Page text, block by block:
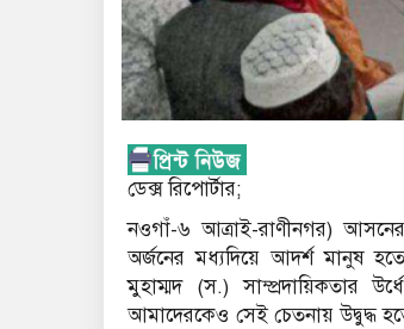
ডেক্স রি‌পোর্টার;
নওগাঁ-৬ আত্রাই-রাণীনগর)
অর্জনের মধ্যদিয়ে আদর্শ মানুষ
মুহাম্মদ (স.) সাম্প্রদায়িকতার
আমাদেরকেও সেই চেতনায় উদ্বুদ্ধ